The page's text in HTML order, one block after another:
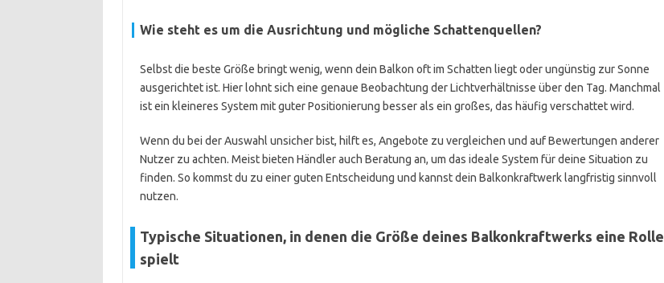
Wie steht es um die Ausrichtung und mögliche Schattenquellen?
Selbst die beste Größe bringt wenig, wenn dein Balkon oft im Schatten liegt oder ungünstig zur Sonne
ausgerichtet ist. Hier lohnt sich eine genaue Beobachtung der Lichtverhältnisse über den Tag. Manchmal
ist ein kleineres System mit guter Positionierung besser als ein großes, das häufig verschattet wird.
Wenn du bei der Auswahl unsicher bist, hilft es, Angebote zu vergleichen und auf Bewertungen anderer
Nutzer zu achten. Meist bieten Händler auch Beratung an, um das ideale System für deine Situation zu
finden. So kommst du zu einer guten Entscheidung und kannst dein Balkonkraftwerk langfristig sinnvoll
nutzen.
Typische Situationen, in denen die Größe deines Balkonkraftwerks eine Rolle
spielt